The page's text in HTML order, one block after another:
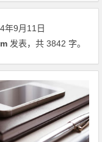
年9月11日
发表，共 3842 字。